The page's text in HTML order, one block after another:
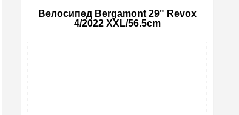
Велосипед Bergamont 29" Revox
4/2022 XXL/56.5cm